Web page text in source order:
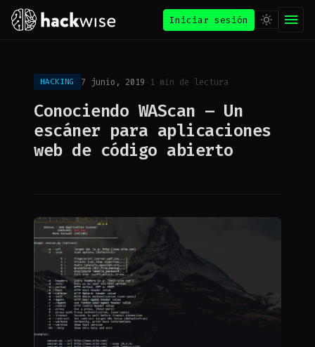
Iniciar sesión
HACKING 7 junio, 2019 · 1 min de lectura
Conociendo WAScan – Un
escáner para aplicaciones
web de código abierto